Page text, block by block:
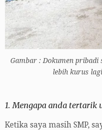
Gambar : Dokumen pribadi
lebih kurus
1. Mengapa anda tertarik
Ketika saya masih SMP,